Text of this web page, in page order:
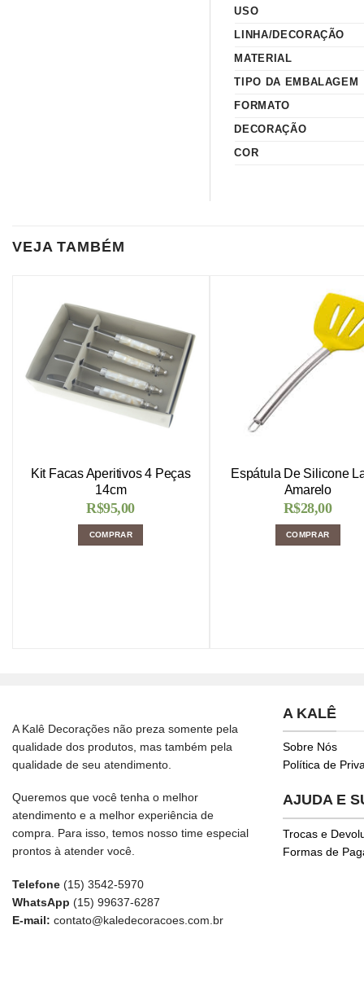
USO
LINHA/DECORAÇÃO
MATERIAL
TIPO DA EMBALAGEM
FORMATO
DECORAÇÃO
COR
VEJA TAMBÉM
Kit Facas Aperitivos 4 Peças
14cm
R$95,00
COMPRAR
Espátula De Silicone
Amarelo
R$28,00
COMPRAR
A Kalê Decorações não preza somente pela
qualidade dos produtos, mas também pela
qualidade de seu atendimento.
Queremos que você tenha o melhor
atendimento e a melhor experiência de
compra. Para isso, temos nosso time especial
prontos à atender você.
Telefone (15) 3542-5970
WhatsApp (15) 99637-6287
E-mail: contato@kaledecoracoes.com.br
A KALÊ
Sobre Nós
Política de
AJUDA E
Trocas e
Formas de